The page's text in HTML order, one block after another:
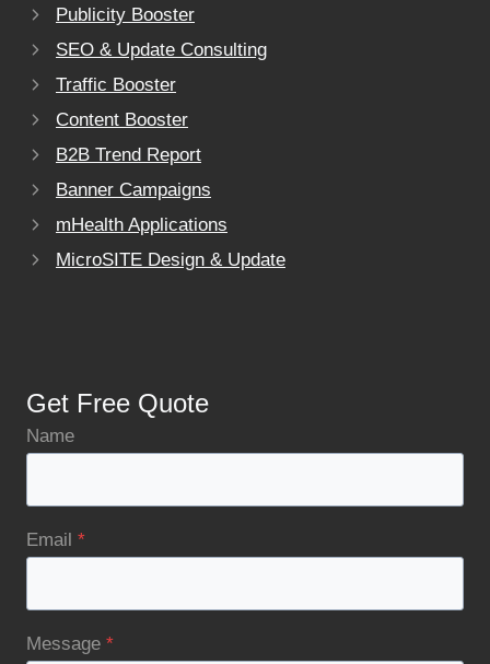
Publicity Booster
SEO & Update Consulting
Traffic Booster
Content Booster
B2B Trend Report
Banner Campaigns
mHealth Applications
MicroSITE Design & Update
Get Free Quote
Name
Email *
Message *